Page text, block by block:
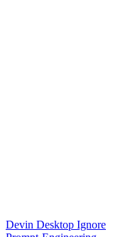
Devin Desktop Ignore